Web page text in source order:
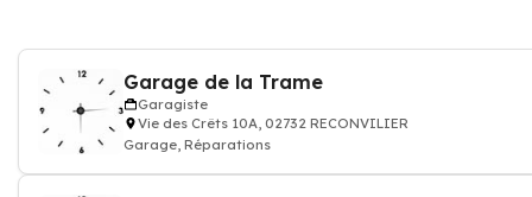
Garage de la Trame
Garagiste
Vie des Crêts 10A, 02732 RECONVILIER
Garage, Réparations